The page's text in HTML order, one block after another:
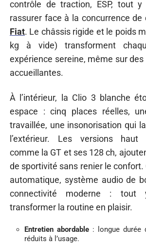
contrôle de traction, ESP, tout
rassurer face à la concurrence de
Fiat. Le châssis rigide et le poids
kg à vide) transforment
expérience sereine, même sur
accueillantes.
À l’intérieur, la Clio 3 blanche
espace : cinq places réelles,
travaillée, une insonorisation qui
l’extérieur. Les versions haut
comme la GT et ses 128 ch,
de sportivité sans renier le
automatique, système audio de
connectivité moderne :
transformer la routine en plaisir.
Entretien abordable : longue durée
réduits à l’usage.